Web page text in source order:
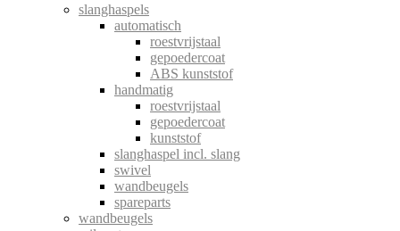
slanghaspels
automatisch
roestvrijstaal
gepoedercoat
ABS kunststof
handmatig
roestvrijstaal
gepoedercoat
kunststof
slanghaspel incl. slang
swivel
wandbeugels
spareparts
wandbeugels